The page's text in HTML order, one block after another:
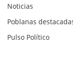
Noticias
Poblanas
Pulso Político